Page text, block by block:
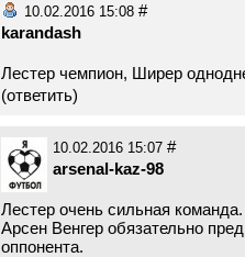
10.02.2016 15:08 #
karandash
Лестер чемпион, Ширер
(ответить)
10.02.2016 15:07 #
arsenal-kaz-98
Лестер очень сильная
Арсен Венгер обязательно
оппонента.